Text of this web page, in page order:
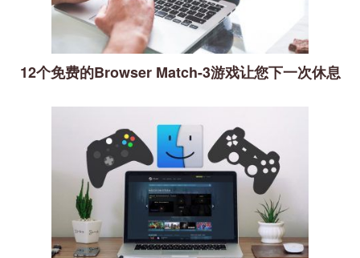
12个免费的Browser Match-3游戏让您下一次休息